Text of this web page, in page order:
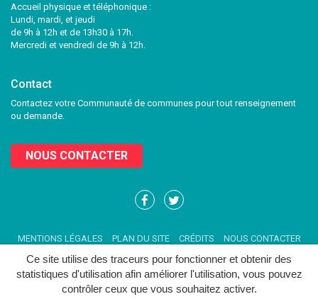
Ce site utilise des traceurs pour fonctionner et obtenir des
statistiques d'utilisation afin améliorer l'utilisation, vous pouvez
contrôler ceux que vous souhaitez activer.
Accueil physique et téléphonique :
Lundi, mardi, et jeudi
de 9h à 12h et de 13h30 à 17h.
Mercredi et vendredi de 9h à 12h.
Contact
Contactez votre Communauté de communes pour tout renseignement
ou demande.
NOUS CONTACTER
Lien
compte
Facebook
Lien
compte
Twitter
MENTIONS LÉGALES PLAN DU SITE CRÉDITS NOUS CONTACTER